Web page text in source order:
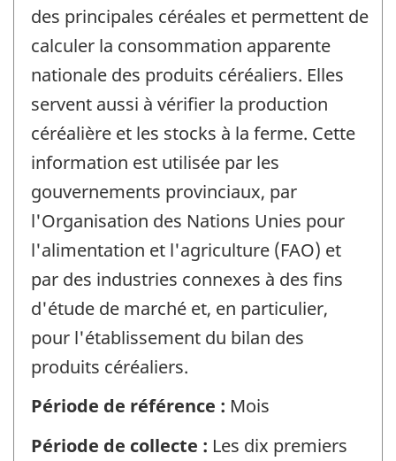
des principales céréales et permettent de
calculer la consommation apparente
nationale des produits céréaliers. Elles
servent aussi à vérifier la production
céréalière et les stocks à la ferme. Cette
information est utilisée par les
gouvernements provinciaux, par
l'Organisation des Nations Unies pour
l'alimentation et l'agriculture (FAO) et
par des industries connexes à des fins
d'étude de marché et, en particulier,
pour l'établissement du bilan des
produits céréaliers.
Période de référence : Mois
Période de collecte : Les dix premiers